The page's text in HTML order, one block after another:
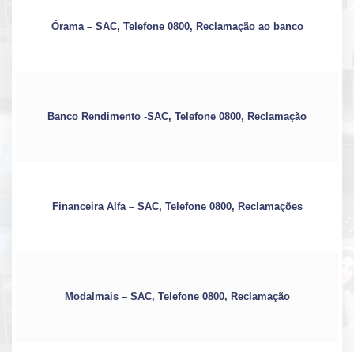
Órama – SAC, Telefone 0800, Reclamação ao banco
Banco Rendimento -SAC, Telefone 0800, Reclamação
Financeira Alfa – SAC, Telefone 0800, Reclamações
Modalmais – SAC, Telefone 0800, Reclamação